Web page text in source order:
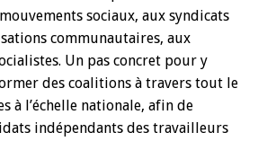
sociaux, aux syndicats
communautaires, aux
Un pas concret pour y
des coalitions à travers tout le
à l’échelle nationale, afin de
indépendants des travailleurs